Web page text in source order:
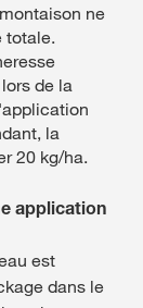
ne
totale.
de la
la
20 kg/ha.
application
est
dans le